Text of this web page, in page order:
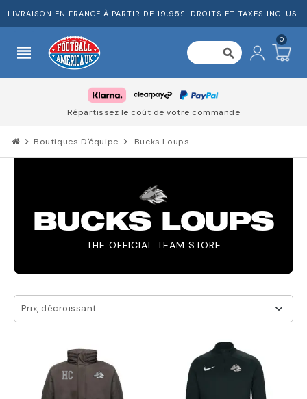
LIVRAISON EN FRANCE À PARTIR DE 19,95£. DROITS ET TAXES INCLUS.
view_headline search
0
Répartissez le coût de votre commande
chevron_right Boutiques D'équipe chevron_right Bucks Loups
BUCKS LOUPS
THE OFFICIAL TEAM STORE
Prix, décroissant